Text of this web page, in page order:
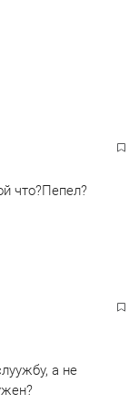
что?Пепел?
а не